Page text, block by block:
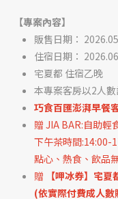
【專案內容】
販售日期：
住宿日期：
宅夏都 住宿乙晚
本專案客房以2人
巧食百匯澎湃早餐
贈 JIA BAR:自助輕
下午茶時間:14:00-
點心、熱食、飲品
贈
【呷冰券】 宅夏
(依實際付費成人數